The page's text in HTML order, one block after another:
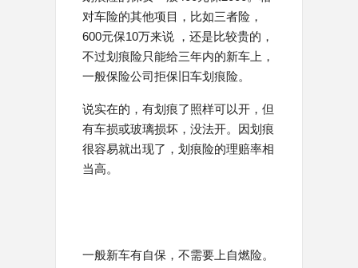
对车险的其他项目，比如三者险，
600元保10万来说 ，还是比较贵的，
不过划痕险只能给三年内的新车上，
一般保险公司拒保旧车划痕险。
说实在的，有划痕了照样可以开，但
有车损或玻璃损坏，没法开。因划痕
很容易就出现了，划痕险的理赔率相
当高。
一般新车有自保，不需要上自燃险。